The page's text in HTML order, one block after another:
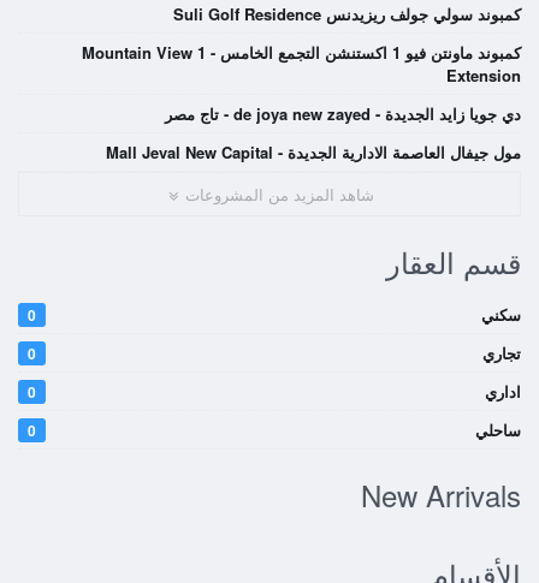
كمبوند سولي جولف ريزيدنس Suli Golf Residence
كمبوند ماونتن فيو 1 اكستنشن التجمع الخامس - Mountain View 1
Extension
دي جويا زايد الجديدة - de joya new zayed - تاج مصر
مول جيفال العاصمة الادارية الجديدة - Mall Jeval New Capital
شاهد المزيد من المشروعات
قسم العقار
سكني 0
تجاري 0
اداري 0
ساحلي 0
New Arrivals
الأقسام